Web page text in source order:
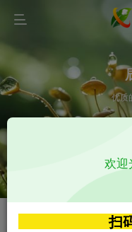
优质
VIP特权介绍
欢迎
扫